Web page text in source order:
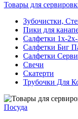
Товары для
Зубочистки,
Пики для
Салфетки 1х-
Салфетки Биг
Салфетки
Свечи
Скатерти
Трубочки Для
Посуда